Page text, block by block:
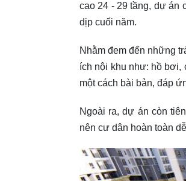
cao 24 - 29 tầng, dự án
dịp cuối năm.
Nhằm đem đến những
ích nội khu như: hồ bơi,
một cách bài bản, đáp
Ngoài ra, dự án còn
nên cư dân hoàn toàn